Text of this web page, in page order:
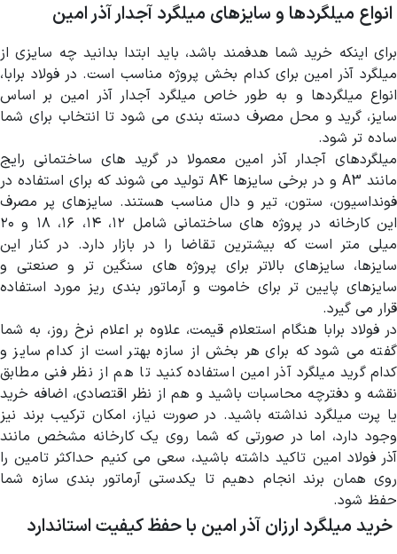
انواع میلگردها و سایزهای میلگرد آجدار آذر امین
برای اینکه خرید شما هدفمند باشد، باید ابتدا بدانید چه سایزی از
میلگرد آذر امین برای کدام بخش پروژه مناسب است. در فولاد برابا،
انواع میلگردها و به طور خاص میلگرد آجدار آذر امین بر اساس
سایز، گرید و محل مصرف دسته بندی می شود تا انتخاب برای شما
ساده تر شود.
میلگردهای آجدار آذر امین معمولا در گرید های ساختمانی رایج
مانند A3 و در برخی سایزها A4 تولید می شوند که برای استفاده در
فونداسیون، ستون، تیر و دال مناسب هستند. سایزهای پر مصرف
این کارخانه در پروژه های ساختمانی شامل ۱۲، ۱۴، ۱۶، ۱۸ و ۲۰
میلی متر است که بیشترین تقاضا را در بازار دارد. در کنار این
سایزها، سایزهای بالاتر برای پروژه های سنگین تر و صنعتی و
سایزهای پایین تر برای خاموت و آرماتور بندی ریز مورد استفاده
قرار می گیرد.
در فولاد برابا هنگام استعلام قیمت، علاوه بر اعلام نرخ روز، به شما
گفته می شود که برای هر بخش از سازه بهتر است از کدام سایز و
کدام گرید میلگرد آذر امین استفاده کنید تا هم از نظر فنی مطابق
نقشه و دفترچه محاسبات باشید و هم از نظر اقتصادی، اضافه خرید
یا پرت میلگرد نداشته باشید. در صورت نیاز، امکان ترکیب برند نیز
وجود دارد، اما در صورتی که شما روی یک کارخانه مشخص مانند
آذر فولاد امین تاکید داشته باشید، سعی می کنیم حداکثر تامین را
روی همان برند انجام دهیم تا یکدستی آرماتور بندی سازه شما
حفظ شود.
خرید میلگرد ارزان آذر امین با حفظ کیفیت استاندارد